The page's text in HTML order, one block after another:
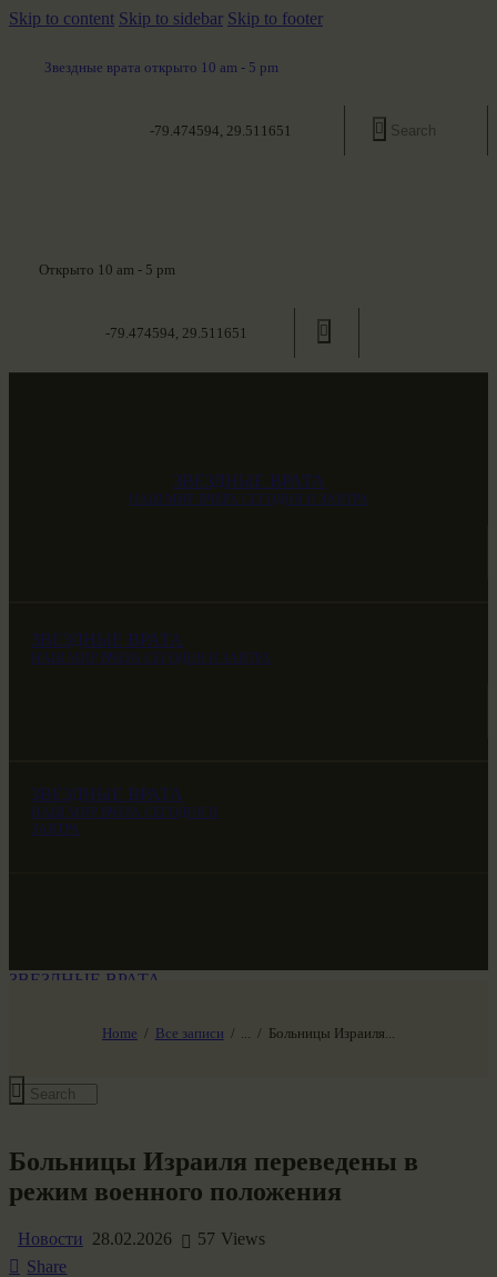
Skip to content Skip to sidebar Skip to footer
Звездные врата открыто 10 am - 5 pm
-79.474594, 29.511651
Открыто 10 am - 5 pm
-79.474594, 29.511651
ЗВЕЗДНЫЕ ВРАТА
НАШ МИР ВЧЕРА СЕГОДНЯ И ЗАВТРА
ЗВЕЗДНЫЕ ВРАТА
НАШ МИР ВЧЕРА СЕГОДНЯ И ЗАВТРА
ЗВЕЗДНЫЕ ВРАТА
НАШ МИР ВЧЕРА СЕГОДНЯ И
ЗАВТРА
Home Все записи Больницы Израиля...
ЗВЕЗДНЫЕ ВРАТА
Больницы Израиля переведены в
режим военного положения
Новости 28.02.2026 57 Views
Share